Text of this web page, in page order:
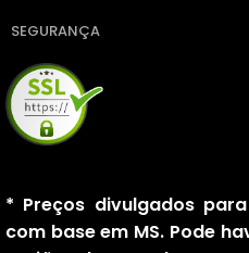
SEGURANÇA
* Preços divulgados
com base em MS. Pode